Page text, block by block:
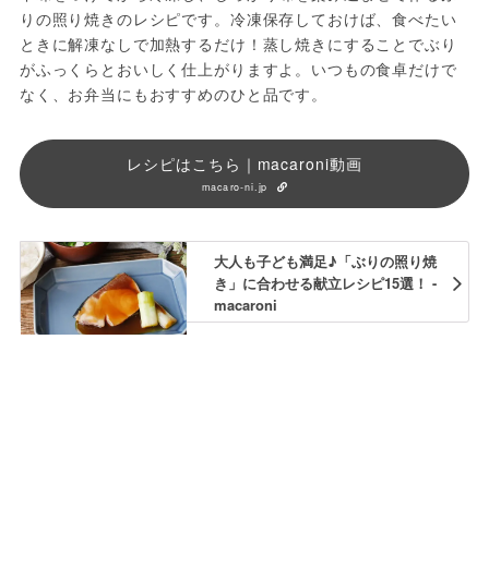
りの照り焼きのレシピです。冷凍保存しておけば、食べたい
ときに解凍なしで加熱するだけ！蒸し焼きにすることでぶり
がふっくらとおいしく仕上がりますよ。いつもの食卓だけで
なく、お弁当にもおすすめのひと品です。
レシピはこちら｜macaroni動画
macaro-ni.jp
大人も子ども満足♪「ぶりの照り焼
き」に合わせる献立レシピ15選！ -
macaroni